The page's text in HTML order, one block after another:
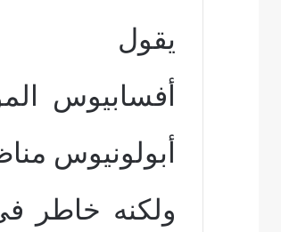
يقول
أفسابيوس
أبولونيوس
ولكنه خاطر